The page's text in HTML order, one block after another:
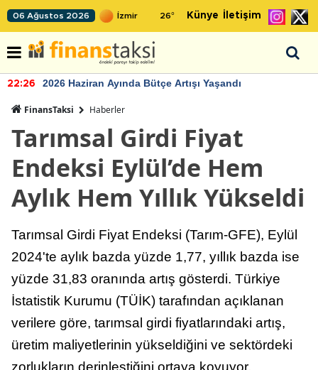
06 Ağustos 2026 26° Künye İletişim
22:26 2026 Haziran Ayında Bütçe Artışı Yaşandı
FinansTaksi Haberler
Tarımsal Girdi Fiyat
Endeksi Eylül’de Hem
Aylık Hem Yıllık Yükseldi
Tarımsal Girdi Fiyat Endeksi (Tarım-GFE), Eylül
2024'te aylık bazda yüzde 1,77, yıllık bazda ise
yüzde 31,83 oranında artış gösterdi. Türkiye
İstatistik Kurumu (TÜİK) tarafından açıklanan
verilere göre, tarımsal girdi fiyatlarındaki artış,
üretim maliyetlerinin yükseldiğini ve sektördeki
zorlukların derinleştiğini ortaya koyuyor.